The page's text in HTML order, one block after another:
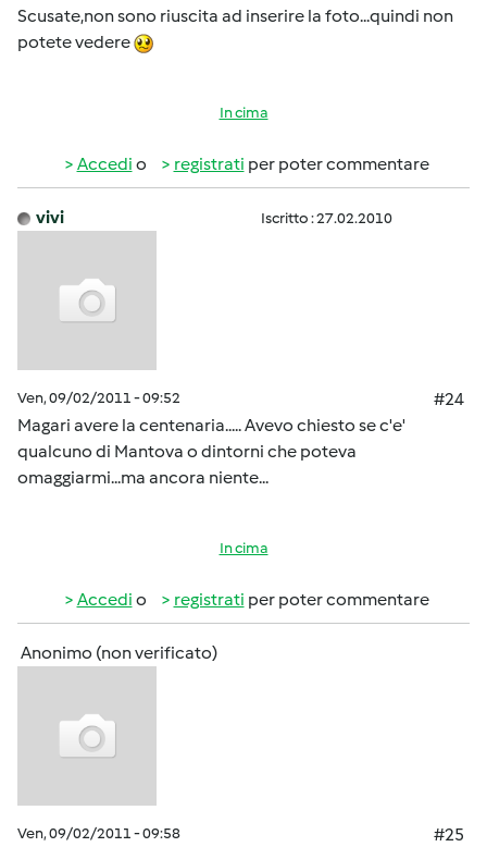
Scusate,non sono riuscita ad inserire la foto...quindi non
potete vedere
In cima
Accedi o registrati per poter commentare
vivi Iscritto : 27.02.2010
Ven, 09/02/2011 - 09:52
#24
Magari avere la centenaria..... Avevo chiesto se c'e'
qualcuno di Mantova o dintorni che poteva
omaggiarmi...ma ancora niente...
In cima
Accedi o registrati per poter commentare
Anonimo (non verificato)
Ven, 09/02/2011 - 09:58
#25